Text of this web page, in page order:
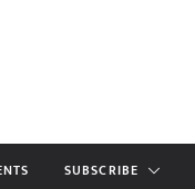
SUBSCRIBE